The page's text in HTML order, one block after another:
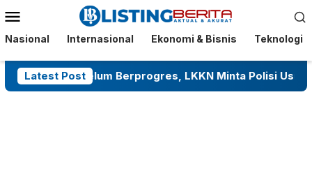
Mobile
Nasional Internasional Ekonomi & Bisnis Teknologi
Latest Post
Belum Berprogres, LKKN Minta Polisi Usut Tuntas